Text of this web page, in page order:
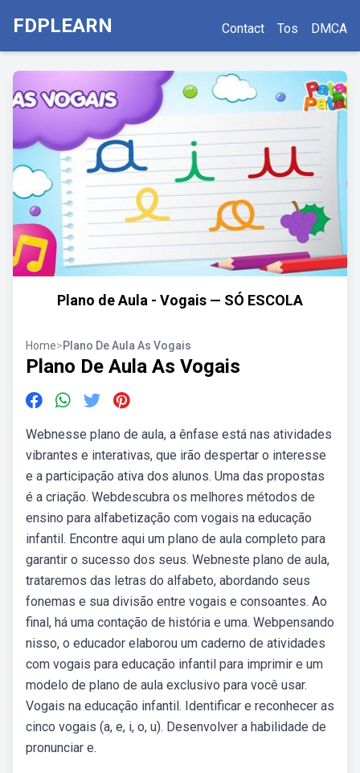
FDPLEARN Contact Tos DMCA
Plano de Aula - Vogais — SÓ ESCOLA
Home>Plano De Aula As Vogais
Plano De Aula As Vogais
Webnesse plano de aula, a ênfase está nas atividades
vibrantes e interativas, que irão despertar o interesse
e a participação ativa dos alunos. Uma das propostas
é a criação. Webdescubra os melhores métodos de
ensino para alfabetização com vogais na educação
infantil. Encontre aqui um plano de aula completo para
garantir o sucesso dos seus. Webneste plano de aula,
trataremos das letras do alfabeto, abordando seus
fonemas e sua divisão entre vogais e consoantes. Ao
final, há uma contação de história e uma. Webpensando
nisso, o educador elaborou um caderno de atividades
com vogais para educação infantil para imprimir e um
modelo de plano de aula exclusivo para você usar.
Vogais na educação infantil. Identificar e reconhecer as
cinco vogais (a, e, i, o, u). Desenvolver a habilidade de
pronunciar e.